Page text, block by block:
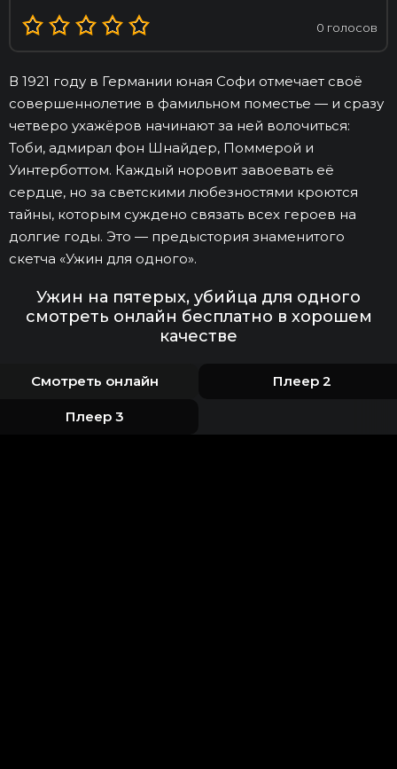
0 голосов
В 1921 году в Германии юная Софи отмечает своё
совершеннолетие в фамильном поместье — и сразу
четверо ухажёров начинают за ней волочиться:
Тоби, адмирал фон Шнайдер, Поммерой и
Уинтерботтом. Каждый норовит завоевать её
сердце, но за светскими любезностями кроются
тайны, которым суждено связать всех героев на
долгие годы. Это — предыстория знаменитого
скетча «Ужин для одного».
Ужин на пятерых, убийца для одного
смотреть онлайн бесплатно в хорошем
качестве
Смотреть онлайн Плеер 2
Плеер 3